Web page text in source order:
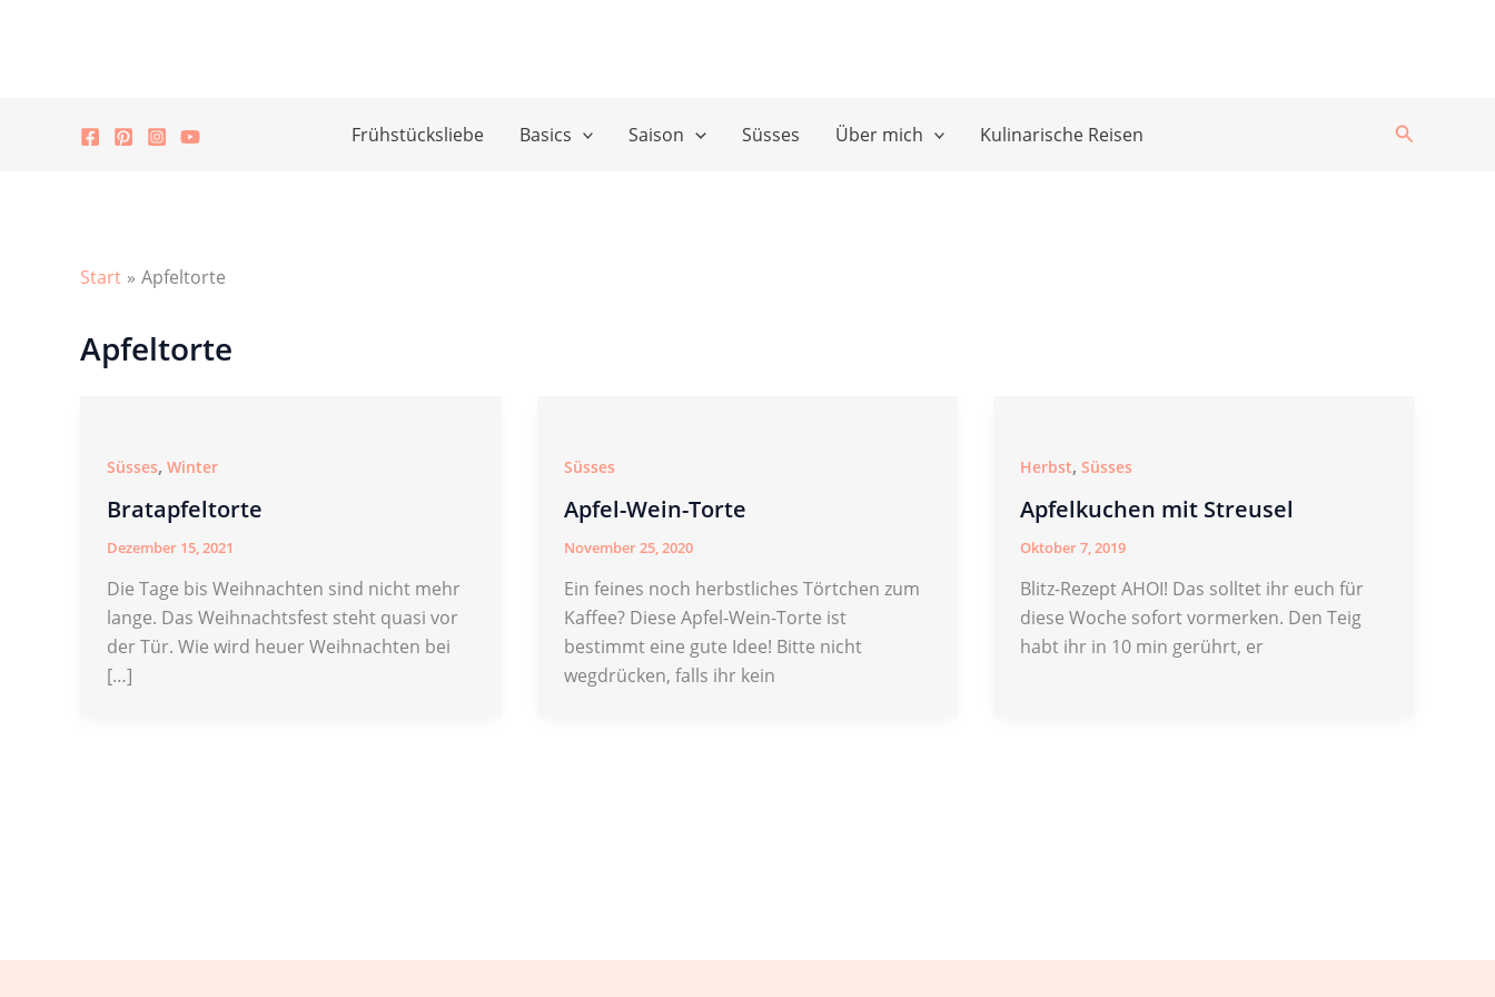
Frühstücksliebe Basics Saison Süsses Über mich Kulinarische Reisen Suchen
Start Apfeltorte
Apfeltorte
Süsses, Winter
Bratapfeltorte
Dezember 15, 2021
Die Tage bis Weihnachten sind nicht mehr
lange. Das Weihnachtsfest steht quasi vor
der Tür. Wie wird heuer Weihnachten bei
[…]
Süsses
Apfel-Wein-Torte
November 25, 2020
Ein feines noch herbstliches Törtchen zum
Kaffee? Diese Apfel-Wein-Torte ist
bestimmt eine gute Idee! Bitte nicht
wegdrücken, falls ihr kein
Herbst,Süsses
Apfelkuchen mit Streusel
Oktober 7, 2019
Blitz-Rezept AHOI! Das solltet ihr euch für
diese Woche sofort vormerken. Den Teig
habt ihr in 10 min gerührt, er